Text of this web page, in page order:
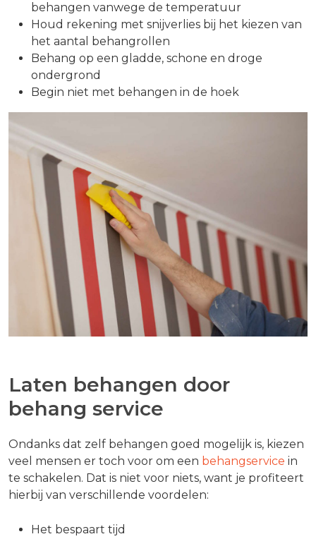
behangen vanwege de temperatuur
Houd rekening met snijverlies bij het kiezen van
het aantal behangrollen
Behang op een gladde, schone en droge
ondergrond
Begin niet met behangen in de hoek
Laten behangen door
behang service
Ondanks dat zelf behangen goed mogelijk is, kiezen
veel mensen er toch voor om een behangservice in
te schakelen. Dat is niet voor niets, want je profiteert
hierbij van verschillende voordelen:
Het bespaart tijd